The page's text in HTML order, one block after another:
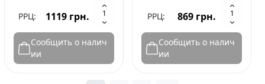
РРЦ: 1119 грн.
Сообщить о налич
ии
РРЦ: 869 грн.
Сообщить о налич
ии